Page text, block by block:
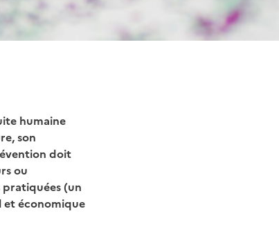
humaine
son
doit
ou
(un
et économique